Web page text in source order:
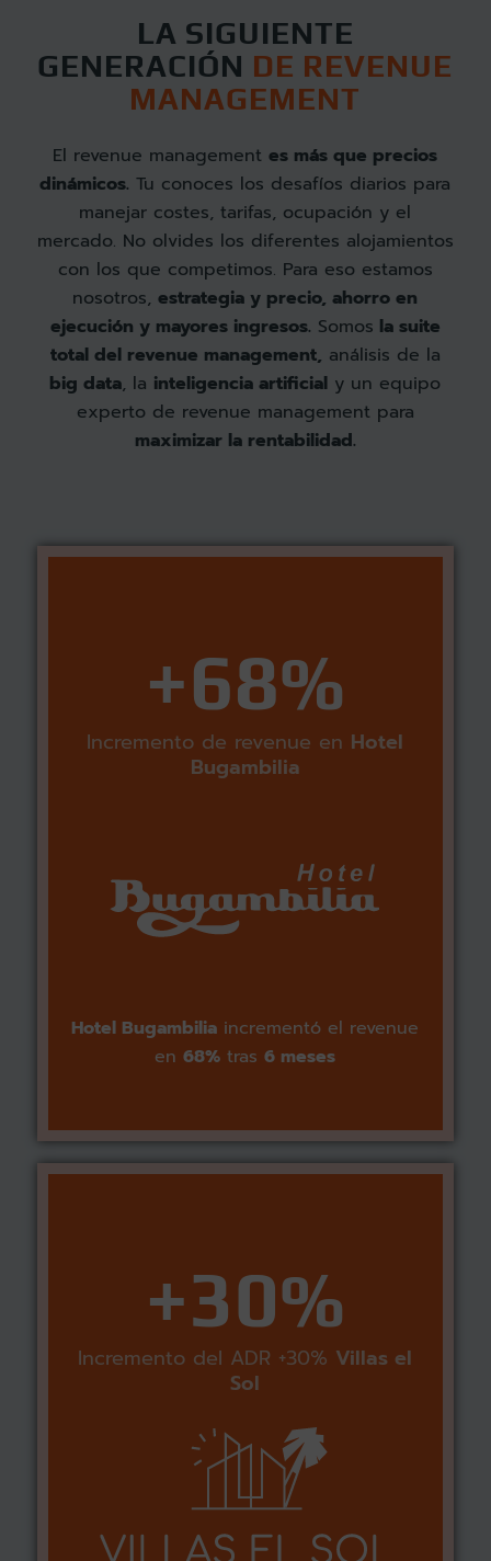
LA SIGUIENTE
GENERACIÓN DE REVENUE
MANAGEMENT
El revenue managementes más que precios
dinámicos. Tu conoces los desafíos diarios para
manejar costes, tarifas, ocupación y el
mercado. No olvides los diferentes alojamientos
con los que competimos. Para eso estamos
nosotros,estrategia y precio, ahorro en
ejecución y mayores ingresos. Somos la suite
total del revenue management, análisis de la
big data, la inteligencia artificial y un equipo
experto de revenue management para
maximizar la rentabilidad.
+68%
Incremento de revenue en Hotel
Bugambilia
Hotel Bugambilia incrementó el revenue
en68% tras6 meses
+30%
Incremento del ADR +30% Villas el
Sol